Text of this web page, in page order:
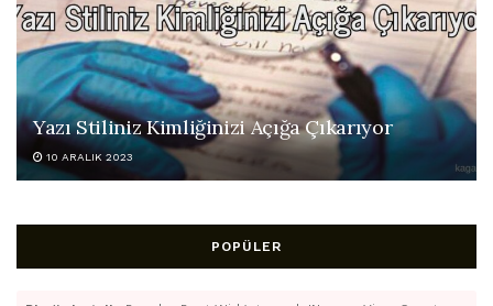
Yazı Stiliniz Kimliğinizi Açığa Çıkarıyor
10 ARALIK 2023
POPÜLER